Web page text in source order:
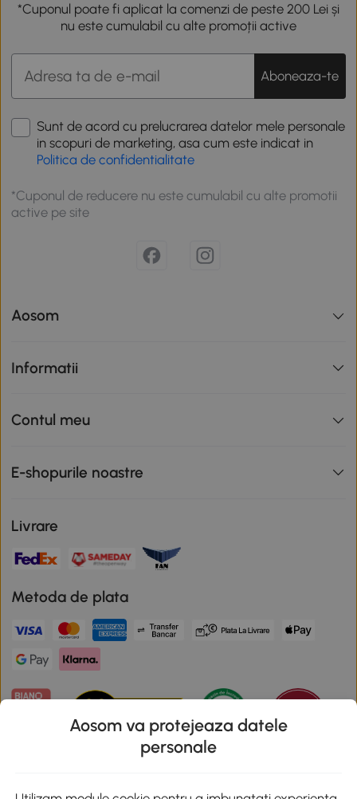
*Cuponul poate fi aplicat la comenzi de peste 200 Lei și
nu este cumulabil cu alte promoții active
Aboneaza-te
Sunt de acord cu prelucrarea datelor mele personale
in scopuri de marketing, asa cum este indicat in
Politica de confidentialitate
*Cuponul de reducere nu este cumulabil cu alte promotii
active pe site
Aosom
Informatii
Contul meu
E-shopurile noastre
Livrare
Metoda de plata
Descarca aplicatia Aosom
Aosom va protejeaza datele
personale